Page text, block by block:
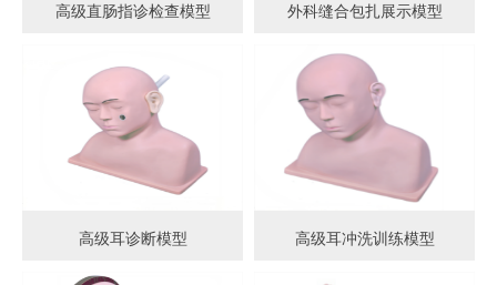
高级直肠指诊检查模型 外科缝合包扎展示模型
高级耳诊断模型 高级耳冲洗训练模型